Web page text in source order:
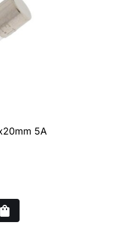
5A
shopping_bag
Αγορά